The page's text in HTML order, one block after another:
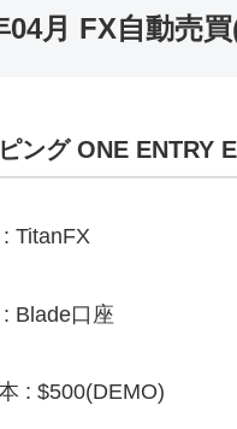
04月 FX自動売
ング ONE ENTRY
TitanFX
Blade口座
: $500(DEMO)